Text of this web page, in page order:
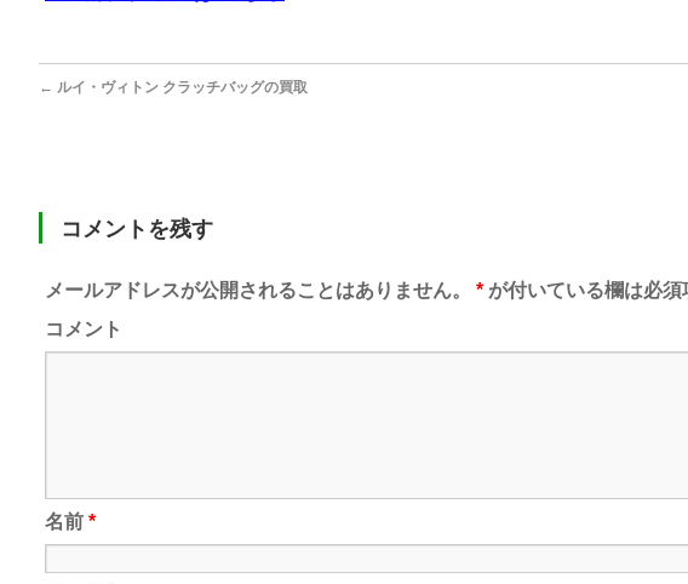
← ルイ・ヴィトン クラッチバッグの買取
コメントを残す
メールアドレスが公開されることはありません。 * が付いている欄は必須
コメント
名前 *